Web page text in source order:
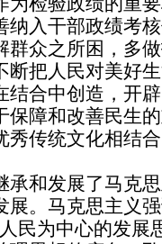
纳入干部政绩考
群众之所困，多
断把人民对美好
结合中创造，开
保障和改善民生
秀传统文化相结
承和发展了马克
展。马克思主义
民为中心的发